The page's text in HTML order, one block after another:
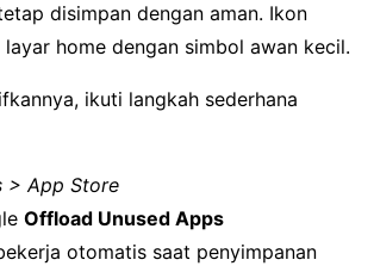
disimpan dengan aman. Ikon
home dengan simbol awan kecil.
ikuti langkah sederhana
> App Store
Offload Unused Apps
otomatis saat penyimpanan